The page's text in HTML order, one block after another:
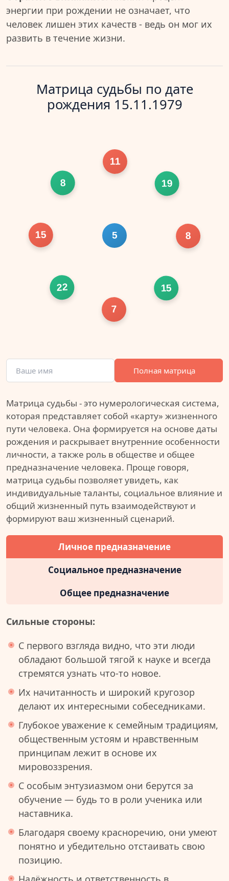
энергии при рождении не означает, что
человек лишен этих качеств - ведь он мог их
развить в течение жизни.
Матрица судьбы по дате
рождения 15.11.1979
15
11
8
7
8 19
15
22
5
Полная матрица
Матрица судьбы - это нумерологическая система,
которая представляет собой «карту» жизненного
пути человека. Она формируется на основе даты
рождения и раскрывает внутренние особенности
личности, а также роль в обществе и общее
предназначение человека. Проще говоря,
матрица судьбы позволяет увидеть, как
индивидуальные таланты, социальное влияние и
общий жизненный путь взаимодействуют и
формируют ваш жизненный сценарий.
Личное предназначение
Социальное предназначение
Общее предназначение
Сильные стороны:
С первого взгляда видно, что эти люди
обладают большой тягой к науке и всегда
стремятся узнать что-то новое.
Их начитанность и широкий кругозор
делают их интересными собеседниками.
Глубокое уважение к семейным традициям,
общественным устоям и нравственным
принципам лежит в основе их
мировоззрения.
С особым энтузиазмом они берутся за
обучение — будь то в роли ученика или
наставника.
Благодаря своему красноречию, они умеют
понятно и убедительно отстаивать свою
позицию.